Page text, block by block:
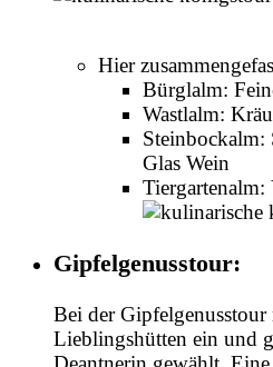
Hier
Bürglalm:
Wastlalm:
Steinbockalm:
Glas Wein
Tiergartenalm:
Gipfelgenusstour:
Bei der Gipfelgenusstour
Lieblingshütten ein und